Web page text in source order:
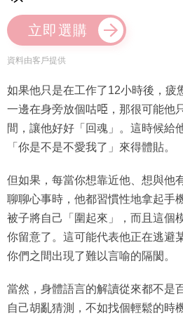
立即選購
資料由客戶提供
如果他只是在工作了12小時後，疲
一邊在身旁放個咕𠱸，那很可能他
間，讓他好好「回魂」。這時候給
「你是不是不愛我了」來得體貼。
但如果，每當你想靠近他、想與他
聊聊心事時，他都習慣性地拿起手
被子將自己「圍起來」，而且這個
你留意了。這可能代表他正在逃避
你們之間出現了難以言喻的隔閡。
當然，身體語言的解讀從來都不是
自己胡亂猜測，不如找個輕鬆的時